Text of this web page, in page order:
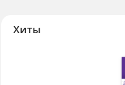
Хиты